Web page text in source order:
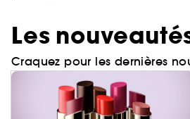
Les
Craquez pour les dernières